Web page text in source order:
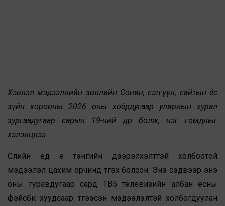
Хэвлэл мэдээллийн зөвлөлийн Сонин, сэтгүүл, сайтын ёс
зүйн хорооны 2026 оны хоёрдугаар улирлын хурал
зургаадугаар сарын 19-ний өдөр болж, нэг гомдлыг
хэлэлцлээ.
Сүүлийн үед үе тэнгийн дээрэлхэлттэй холбоотой
мэдээлэл цахим орчинд түгэх болсон. Энэ сэдвээр энэ
оны гуравдугаар сард ТВ5 телевизийн албан ёсны
фэйсбүүк хуудсаар түгээсэн мэдээлэлтэй холбогдуулан